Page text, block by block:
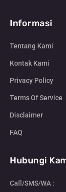
Informasi
Tentang Kami
Kontak Kami
Privacy Policy
Terms Of Service
Disclaimer
FAQ
Hubungi
Call/SMS/WA :